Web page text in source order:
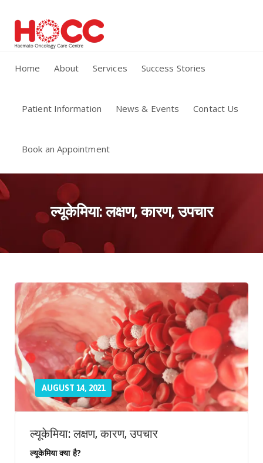
Home About Services Success Stories
Patient Information News & Events Contact Us
Book an Appointment
ल्यूकेमिया: लक्षण, कारण, उपचार
AUGUST 14, 2021
ल्यूकेमिया: लक्षण, कारण, उपचार
ल्यूकेमिया क्या है?